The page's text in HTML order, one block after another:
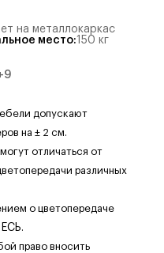
на металлокаркас
место:150 кг
9
допускают
на ± 2 см.
отличаться от
различных
о цветопередаче
.
право вносить